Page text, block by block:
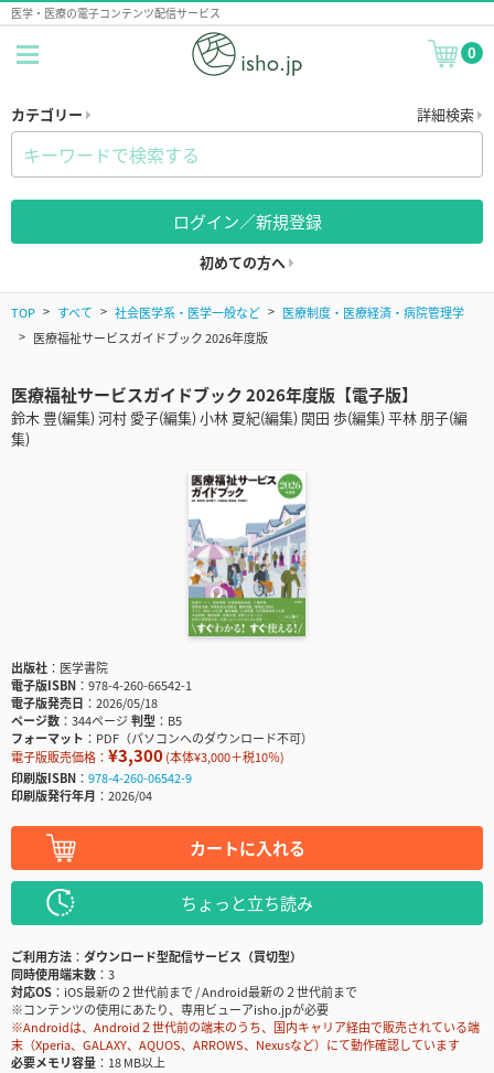
医学・医療の電子コンテンツ配信サービス
0
カテゴリー 詳細検索
ログイン／新規登録
初めての方へ
TOP すべて 社会医学系・医学一般など
医療制度・医療経済・病院管理学
医療福祉サービスガイドブック 2026年度版
医療福祉サービスガイドブック 2026年度版【電子版】
鈴木 豊(編集) 河村 愛子(編集) 小林 夏紀(編集) 関田 歩(編集) 平林 朋子(編
集)
出版社
医学書院
電子版ISBN
978-4-260-66542-1
電子版発売日
2026/05/18
ページ数
344ページ判型
B5
フォーマット
PDF（パソコンへのダウンロード不可）
電子版販売価格： ¥3,300(本体¥3,000＋税10％)
印刷版ISBN
978-4-260-06542-9
印刷版発行年月
2026/04
カートに入れる
ちょっと立ち読み
ご利用方法
ダウンロード型配信サービス（買切型）
同時使用端末数
3
対応OS
iOS最新の２世代前まで / Android最新の２世代前まで
※コンテンツの使用にあたり、専用ビューアisho.jpが必要
※Androidは、Android２世代前の端末のうち、国内キャリア経由で販売されている端
末（Xperia、GALAXY、AQUOS、ARROWS、Nexusなど）にて動作確認しています
必要メモリ容量
18 MB以上